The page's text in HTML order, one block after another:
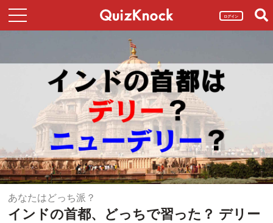
ログイン
あなたはどっち派？
インドの首都、どっちで習った？ デリー